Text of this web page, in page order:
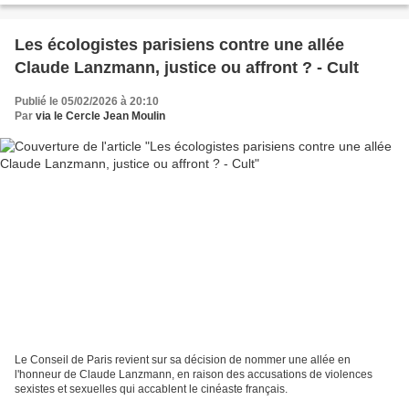
Les écologistes parisiens contre une allée
Claude Lanzmann, justice ou affront ? - Cult
Publié le 05/02/2026 à 20:10
Par via le Cercle Jean Moulin
Le Conseil de Paris revient sur sa décision de nommer une allée en
l'honneur de Claude Lanzmann, en raison des accusations de violences
sexistes et sexuelles qui accablent le cinéaste français.